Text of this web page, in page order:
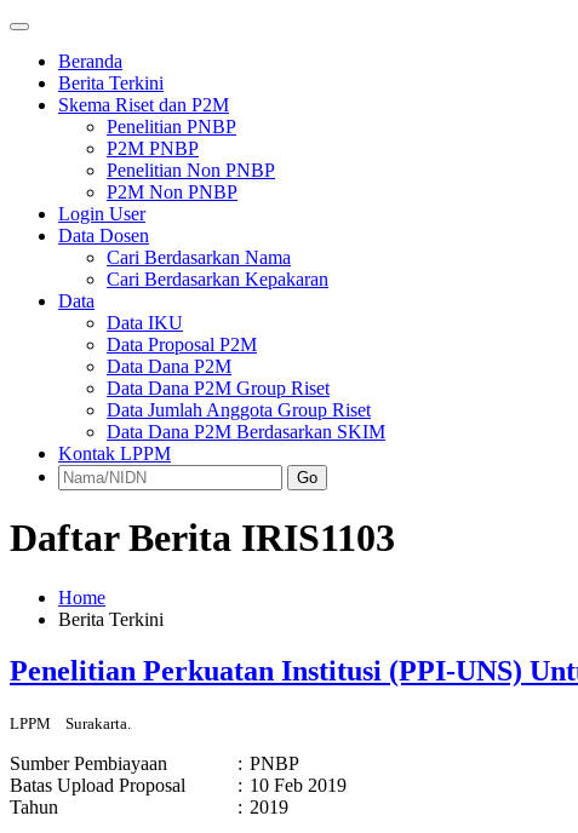
Beranda
Berita Terkini
Skema Riset dan P2M
Penelitian PNBP
P2M PNBP
Penelitian Non PNBP
P2M Non PNBP
Login User
Data Dosen
Cari Berdasarkan Nama
Cari Berdasarkan Kepakaran
Data
Data IKU
Data Proposal P2M
Data Dana P2M
Data Dana P2M Group Riset
Data Jumlah Anggota Group Riset
Data Dana P2M Berdasarkan SKIM
Kontak LPPM
Go
Daftar Berita IRIS1103
Home
Berita Terkini
Penelitian Perkuatan Institusi (PPI-UNS)
LPPM Surakarta.
Sumber Pembiayaan : PNBP
Batas Upload Proposal
: 10 Feb 2019
Tahun
: 2019